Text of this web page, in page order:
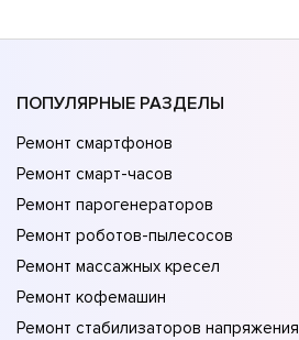
ПОПУЛЯРНЫЕ РАЗДЕЛЫ
Ремонт смартфонов
Ремонт смарт-часов
Ремонт парогенераторов
Ремонт роботов-пылесосов
Ремонт массажных кресел
Ремонт кофемашин
Ремонт стабилизаторов напряжения